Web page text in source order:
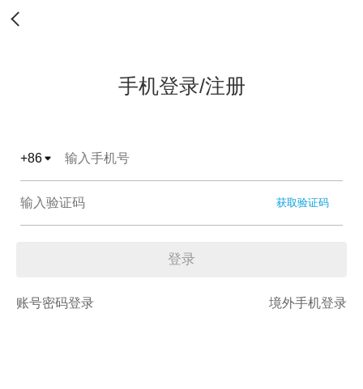
手机登录/注册
+86
获取验证码
登录
账号密码登录 境外手机登录